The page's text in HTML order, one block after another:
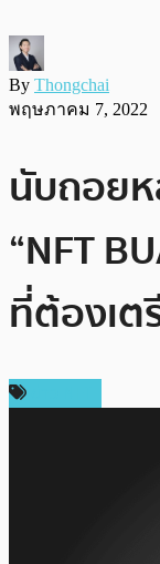
By Thongchai
พฤษภาคม 7, 2022
นับถอย
“NFT
ที่ต้องเ